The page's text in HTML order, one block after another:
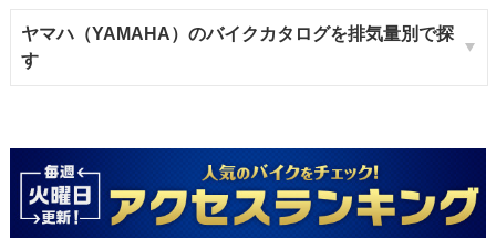
ヤマハ（YAMAHA）のバイクカタログを排気量別で探
す